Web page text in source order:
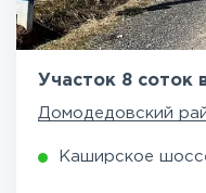
Участок 8 соток
Домодедовский
Каширское